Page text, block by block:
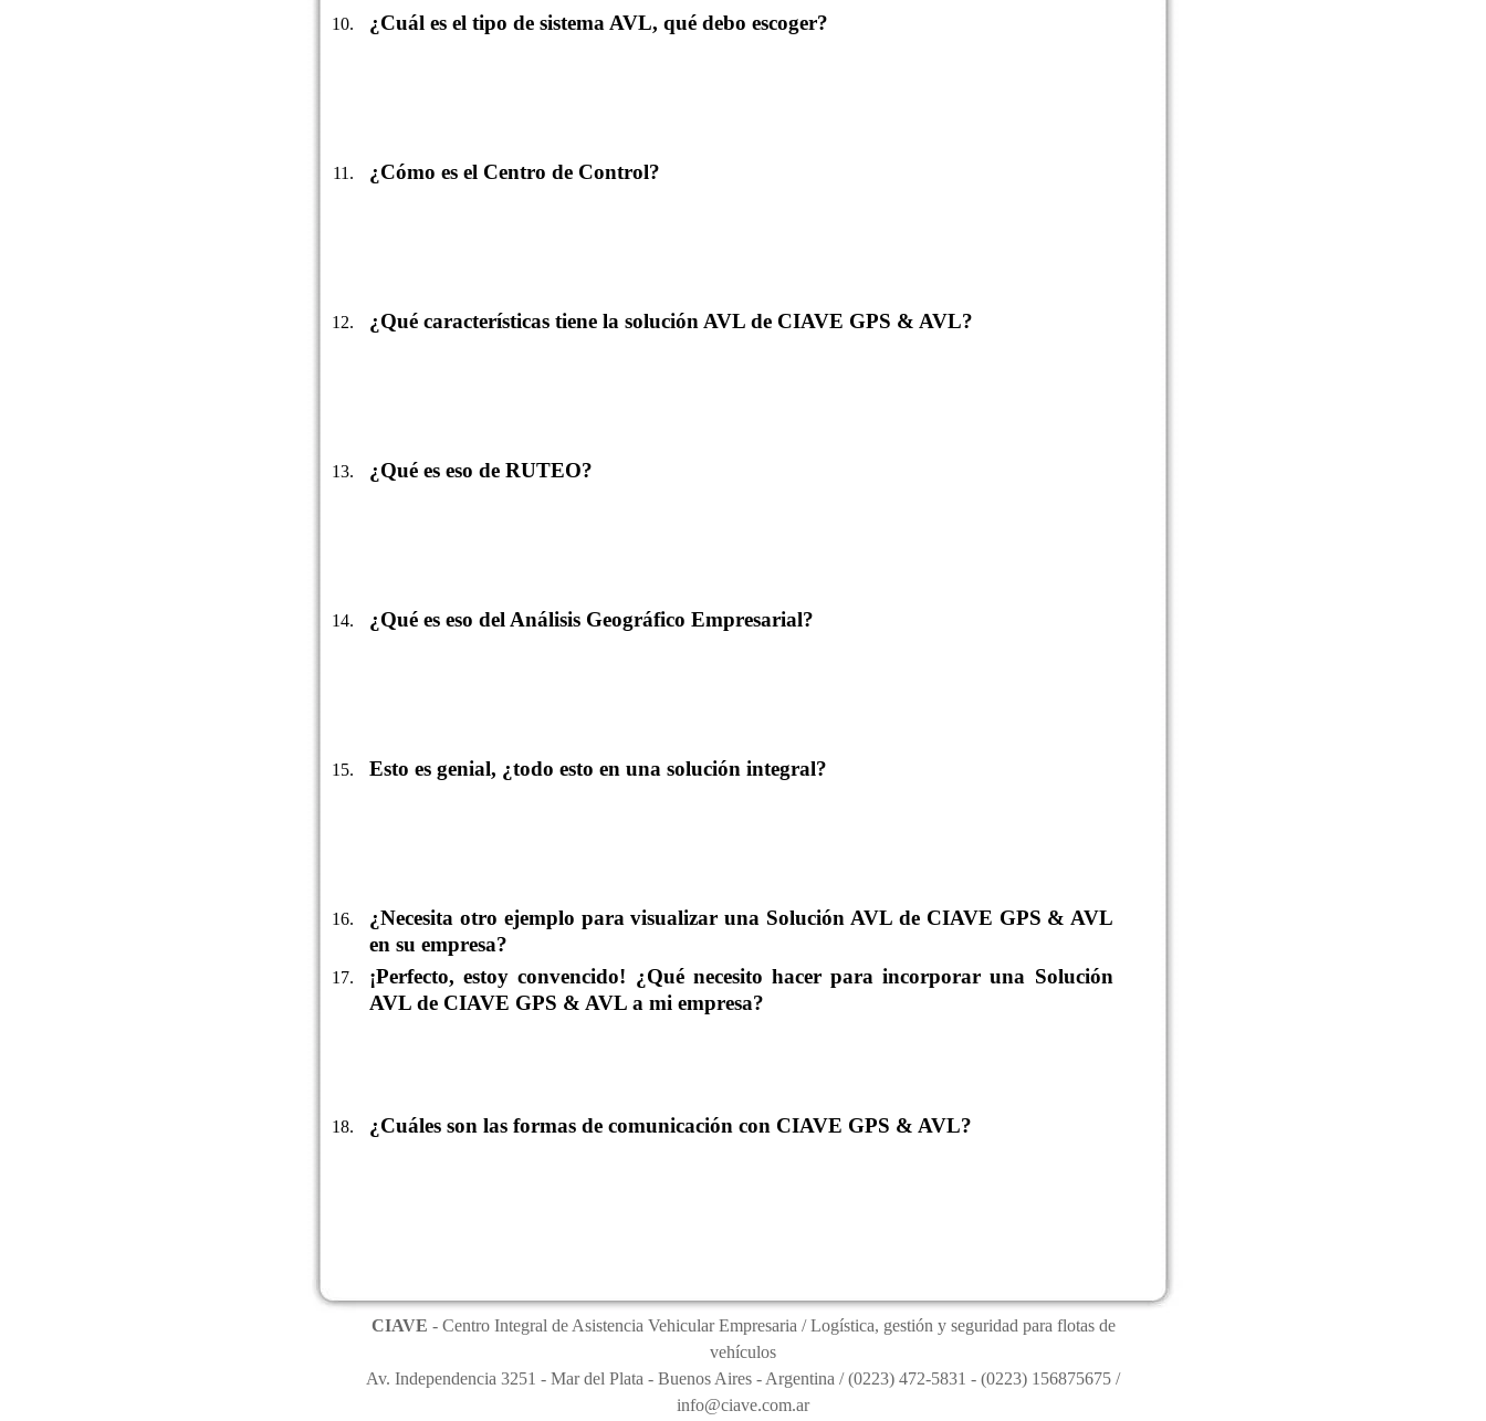
¿Cuál es el tipo de sistema AVL, qué debo escoger?
¿Cómo es el Centro de Control?
¿Qué características tiene la solución AVL de CIAVE GPS & AVL?
¿Qué es eso de RUTEO?
¿Qué es eso del Análisis Geográfico Empresarial?
Esto es genial, ¿todo esto en una solución integral?
¿Necesita otro ejemplo para visualizar una Solución AVL de CIAVE GPS & AVL
en su empresa?
¡Perfecto, estoy convencido! ¿Qué necesito hacer para incorporar una Solución
AVL de CIAVE GPS & AVL a mi empresa?
¿Cuáles son las formas de comunicación con CIAVE GPS & AVL?
CIAVE - Centro Integral de Asistencia Vehicular Empresaria / Logística, gestión y seguridad para flotas de
vehículos
Av. Independencia 3251 - Mar del Plata - Buenos Aires - Argentina / (0223) 472-5831 - (0223) 156875675 /
info@ciave.com.ar